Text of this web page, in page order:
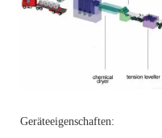
Geräteeigenschaften: